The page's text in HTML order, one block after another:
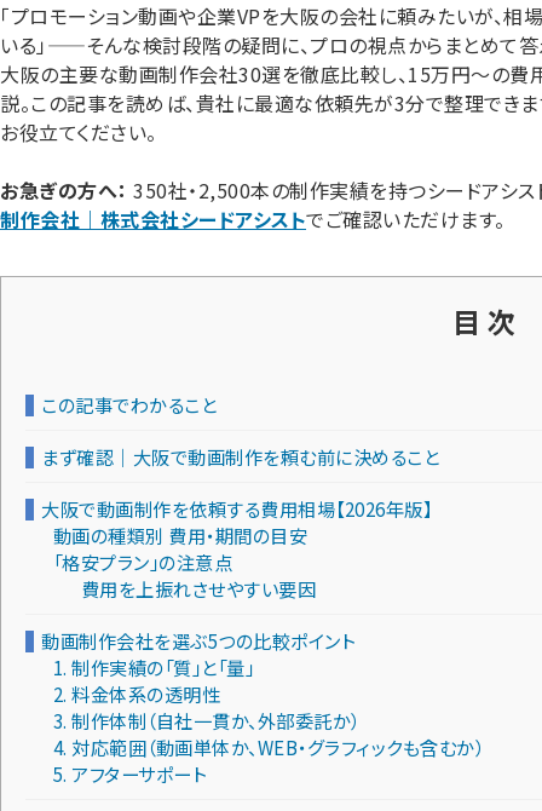
「プロモーション動画や企業VPを大阪の会社に頼みたいが、相
いる」——そんな検討段階の疑問に、プロの視点からまとめて答
大阪の主要な動画制作会社30選を徹底比較し、15万円〜の費
説。この記事を読めば、貴社に最適な依頼先が3分で整理でき
お役立てください。
お急ぎの方へ： 350社・2,500本の制作実績を持つシードアシス
制作会社｜株式会社シードアシストでご確認いただけます。
目 次
この記事でわかること
まず確認｜大阪で動画制作を頼む前に決めること
大阪で動画制作を依頼する費用相場【2026年版】
動画の種類別 費用・期間の目安
「格安プラン」の注意点
費用を上振れさせやすい要因
動画制作会社を選ぶ5つの比較ポイント
1. 制作実績の「質」と「量」
2. 料金体系の透明性
3. 制作体制（自社一貫か、外部委託か）
4. 対応範囲（動画単体か、WEB・グラフィックも含むか）
5. アフターサポート